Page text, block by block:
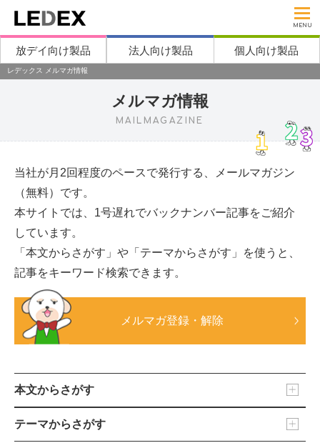
MENU
放デイ向け製品 法人向け製品 個人向け製品
レデックス メルマガ情報
メルマガ情報
MAILMAGAZINE
当社が月2回程度のペースで発行する、メールマガジン
（無料）です。
本サイトでは、1号遅れでバックナンバー記事をご紹介
しています。
「本文からさがす」や「テーマからさがす」を使うと、
記事をキーワード検索できます。
メルマガ登録・解除
本文からさがす
テーマからさがす